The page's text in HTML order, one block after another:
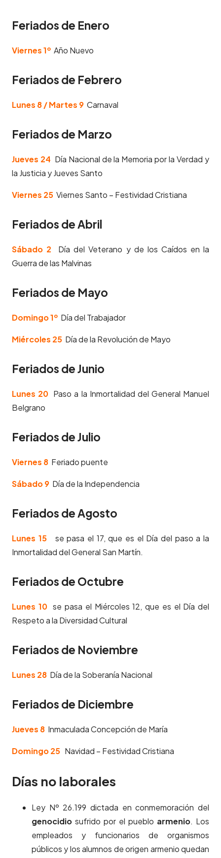
Feriados de Enero
Viernes 1º Año Nuevo
Feriados de Febrero
Lunes 8 /Martes 9 Carnaval
Feriados de Marzo
Jueves 24 Día Nacional de la Memoria por la Verdad y
la Justicia y Jueves Santo
Viernes 25 Viernes Santo – Festividad Cristiana
Feriados de Abril
Sábado 2 Día del Veterano y de los Caídos en la
Guerra de las Malvinas
Feriados de Mayo
Domingo 1º Día del Trabajador
Miércoles 25 Día de la Revolución de Mayo
Feriados de Junio
Lunes 20 Paso a la Inmortalidad del General Manuel
Belgrano
Feriados de Julio
Viernes 8 Feriado puente
Sábado 9 Día de la Independencia
Feriados de Agosto
Lunes 15 se pasa el 17, que es el Día del paso a la
Inmortalidad del General San Martín.
Feriados de Octubre
Lunes 10se pasa el Miércoles 12, que es el Día del
Respeto a la Diversidad Cultural
Feriados de Noviembre
Lunes 28 Día de la Soberanía Nacional
Feriados de Diciembre
Jueves 8 Inmaculada Concepción de María
Domingo 25 Navidad – Festividad Cristiana
Días no laborales
Ley Nº 26.199 dictada en conmemoración del
genocidio sufrido por el pueblo armenio. Los
empleados y funcionarios de organismos
públicos y los alumnos de origen armenio quedan